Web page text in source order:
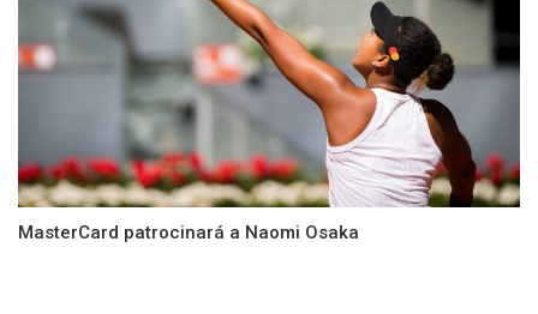
MasterCard patrocinará a Naomi Osaka